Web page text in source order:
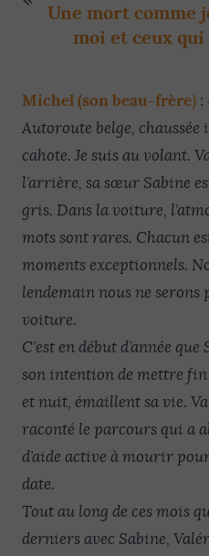
Une mort comme
moi et ceux
Michel (son beau-frère) :
Autoroute belge,
cahote. Je suis au volant.
l’arrière, sa sœur Sabine
gris. Dans la voiture,
mots sont rares. Chacun
moments exceptionnels.
lendemain nous ne serons
voiture.
C’est en début d’année
son intention de mettre
et nuit, émaillent sa vie.
raconté le parcours qui a
d’aide active à mourir
date.
Tout au long de ces mois
derniers avec Sabine,